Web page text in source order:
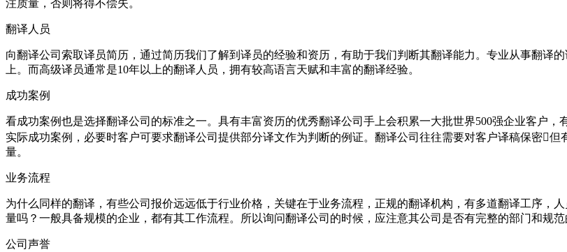
注质量，否则将得不偿失。
翻译人员
向翻译公司索取译员简历，通过简历我们了解到译员的经验和资历，有助于我们判断其翻译能力。专业从事翻译
上。而高级译员通常是10年以上的翻译人员，拥有较高语言天赋和丰富的翻译经验。
成功案例
看成功案例也是选择翻译公司的标准之一。具有丰富资历的优秀翻译公司手上会积累一大批世界500强企业客户
实际成功案例，必要时客户可要求翻译公司提供部分译文作为判断的例证。翻译公司往往需要对客户译稿保密
量。
业务流程
为什么同样的翻译，有些公司报价远远低于行业价格，关键在于业务流程，正规的翻译机构，有多道翻译工序，
量吗？一般具备规模的企业，都有其工作流程。所以询问翻译公司的时候，应注意其公司是否有完整的部门和规范
公司声誉